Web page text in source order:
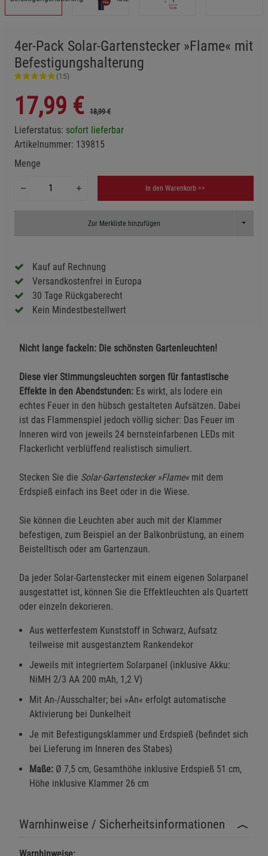
4er-Pack Solar-Gartenstecker »Flame« mit
Befestigungshalterung
(15)
17,99 € 18,99 €
Lieferstatus: sofort lieferbar
Artikelnummer: 139815
Menge
In den Warenkorb >>
Zur Merkliste hinzufügen Toggle
Kauf auf Rechnung
Versandkostenfrei in Europa
30 Tage Rückgaberecht
Kein Mindestbestellwert
Nicht lange fackeln: Die schönsten Gartenleuchten!
Diese vier Stimmungsleuchten sorgen für fantastische
Effekte in den Abendstunden: Es wirkt, als lodere ein
echtes Feuer in den hübsch gestalteten Aufsätzen. Dabei
ist das Flammenspiel jedoch völlig sicher: Das Feuer im
Inneren wird von jeweils 24 bernsteinfarbenen LEDs mit
Flackerlicht verblüffend realistisch simuliert.
Stecken Sie die Solar-Gartenstecker »Flame«mit dem
Erdspieß einfach ins Beet oder in die Wiese.
Sie können die Leuchten aber auch mit der Klammer
befestigen, zum Beispiel an der Balkonbrüstung, an einem
Beistelltisch oder am Gartenzaun.
Da jeder Solar-Gartenstecker mit einem eigenen Solarpanel
ausgestattet ist, können Sie die Effektleuchten als Quartett
oder einzeln dekorieren.
Aus wetterfestem Kunststoff in Schwarz, Aufsatz
teilweise mit ausgestanztem Rankendekor
Jeweils mit integriertem Solarpanel (inklusive Akku:
NiMH 2/3 AA 200 mAh, 1,2 V)
Mit An-/Ausschalter; bei »An« erfolgt automatische
Aktivierung bei Dunkelheit
Je mit Befestigungsklammer und Erdspieß (befindet sich
bei Lieferung im Inneren des Stabes)
Maße: Ø 7,5 cm, Gesamthöhe inklusive Erdspieß 51 cm,
Höhe inklusive Klammer 26 cm
Warnhinweise / Sicherheitsinformationen